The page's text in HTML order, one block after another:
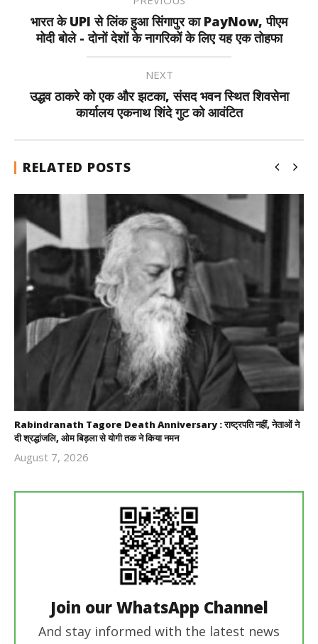
भारत के UPI से लिंक हुआ सिंगापुर का PayNow, पीएम
मोदी बोले - दोनों देशों के नागरिकों के लिए यह एक तोहफा
NEXT
उद्धव ठाकरे को एक और झटका, संसद भवन स्थित शिवसेना
कार्यालय एकनाथ शिंदे गुट को आवंटित
RELATED POSTS
Rabindranath Tagore Death Anniversary : राष्ट्रपति नहीं, नेताओं ने
दी श्रद्धांजलि, ओम बिड़ला से योगी तक ने किया नमन
August 7, 2026
Join our WhatsApp Channel
And stay informed with the latest news